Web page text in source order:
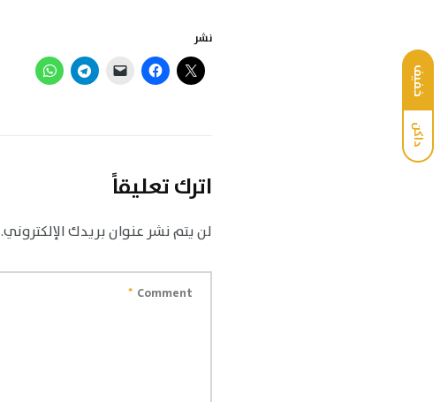
خفيف
داكن
نشر
اترك تعليقاً
لن يتم نشر عنوان بريدك الإلكتروني.
Comment
*